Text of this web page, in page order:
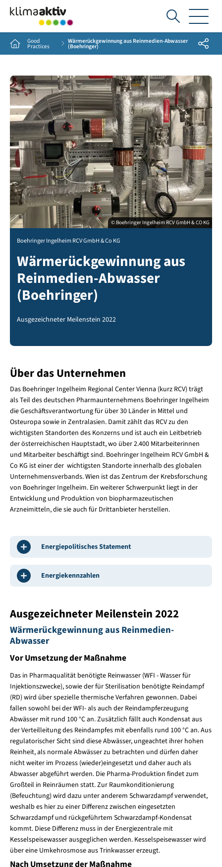
Ich
suche...
Home Good
Practices
Wärmerückgewinnung aus Reinmedien-Abwasser
(Boehringer) Share
© Boehringer Ingelheim RCV GmbH & CO KG
Boehringer Ingelheim RCV GmbH & Co KG
Wärmerückgewinnung aus
Reinmedien-Abwasser
(Boehringer)
Ausgezeichneter Meilenstein 2022
Über das Unternehmen
Das Boehringer Ingelheim Regional Center Vienna (kurz RCV) trägt
als Teil des deutschen Pharmaunternehmens Boehringer Ingelheim
die Geschäftsverantwortung für über 30 Länder in Mittel und
Osteuropa sowie in Zentralasien. Damit zählt das RCV zu den
wichtigsten Standorten des Konzerns und ist auch ein Leitbetrieb
der österreichischen Hauptstadt, wo über 2.400 Mitarbeiterinnen
und Mitarbeiter beschäftigt sind. Boehringer Ingelheim RCV GmbH &
Co KG ist einer der wichtigsten Standorte innerhalb des globalen
Unternehmensverbands. Wien ist das Zentrum der Krebsforschung
von Boehringer Ingelheim. Ein weiterer Schwerpunkt liegt in der
Entwicklung und Produktion von biopharmazeutischen
Arzneimitteln, die sie auch für Drittanbieter herstellen.
Energiepolitisches Statement
Energiekennzahlen
Ausgezeichneter Meilenstein 2022
Wärmerückgewinnung aus Reinmedien-
Abwasser
Vor Umsetzung der Maßnahme
Das in Pharmaqualität benötigte Reinwasser (WFI - Wasser für
Injektionszwecke), sowie der für Sterilisation benötigte Reindampf
(RD) wird über spezielle thermische Verfahren gewonnen. Dabei
fallen sowohl bei der WFI- als auch der Reindampferzeugung
Abwässer mit rund 100 °C an. Zusätzlich fällt auch Kondensat aus
der Verteilleitung des Reindampfes mit ebenfalls rund 100 °C an. Aus
regulatorischer Sicht sind diese Abwässer, ungeachtet ihrer hohen
Reinheit, als normale Abwässer zu betrachten und dürfen daher
nicht weiter im Prozess (wieder)eingesetzt und daher auch als
Abwasser abgeführt werden. Die Pharma-Produktion findet zum
Großteil in Reinräumen statt. Zur Raumkonditionierung
(Befeuchtung) wird dazu unter anderem Schwarzdampf verwendet,
weshalb es hier zu einer Differenz zwischen eingesetzten
Schwarzdampf und rückgeführtem Schwarzdampf-Kondensat
kommt. Diese Differenz muss in der Energiezentrale mit
Kesselspeisewasser ausgeglichen werden. Kesselspeisewasser wird
über eine Umkehrosmose aus Trinkwasser erzeugt.
Nach Umsetzung der Maßnahme